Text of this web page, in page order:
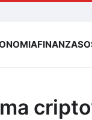
FINANZA